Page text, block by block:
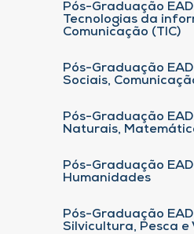
Pós-Graduação
Tecnologias da
Comunicação (TIC)
Pós-Graduação
Sociais,
Pós-Graduação
Naturais,
Pós-Graduação
Humanidades
Pós-Graduação
Silvicultura, Pesca